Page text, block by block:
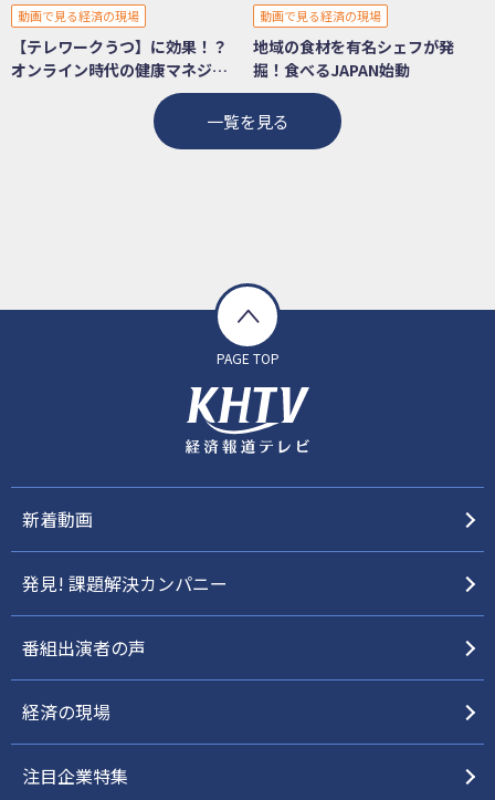
動画で見る経済の現場
【テレワークうつ】に効果！？
オンライン時代の健康マネジメ
動画で見る経済の現場
地域の食材を有名シェフが発
掘！食べるJAPAN始動
一覧を見る
PAGE TOP
新着動画
発見! 課題解決カンパニー
番組出演者の声
経済の現場
注目企業特集